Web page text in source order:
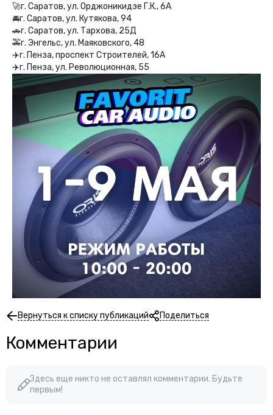
🚀г. Саратов, ул. Орджоникидзе Г.К., 6А
🚘г. Саратов, ул. Кутякова, 94
🚗г. Саратов, ул. Тархова, 25Д
🚕г. Энгельс, ул. Маяковского, 48
✈️г. Пенза, проспект Строителей, 16А
✈️г. Пенза, ул. Революционная, 55
Вернуться к списку публикаций Поделиться
Комментарии
Здесь еще никто не оставлял комментарии. Будьте
первым!